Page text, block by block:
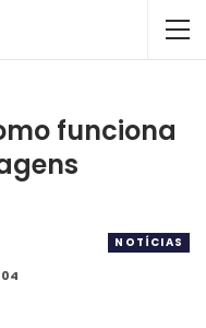
funciona
NOTÍCIAS